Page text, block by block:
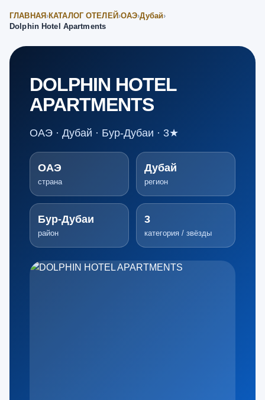
ГЛАВНАЯ ›КАТАЛОГ ОТЕЛЕЙ ›ОАЭ›Дубай›
Dolphin Hotel Apartments
DOLPHIN HOTEL
APARTMENTS
ОАЭ · Дубай · Бур-Дубаи · 3★
ОАЭ
страна
Дубай
регион
Бур-Дубаи
район
3
категория / звёзды